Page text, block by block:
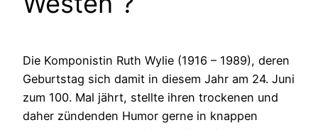
Die Komponistin Ruth Wylie (1916 – 1989), deren
Geburtstag sich damit in diesem Jahr am 24. Juni
zum 100. Mal jährt, stellte ihren trockenen und
daher zündenden Humor gerne in knappen